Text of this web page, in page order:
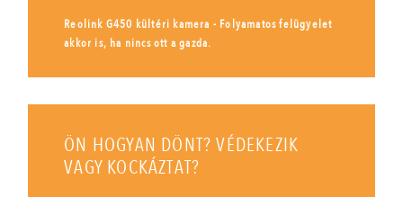
Reolink G450 kültéri kamera - Folyamatos felügyelet
akkor is, ha nincs ott a gazda.
ÖN HOGYAN DÖNT? VÉDEKEZIK
VAGY KOCKÁZTAT?